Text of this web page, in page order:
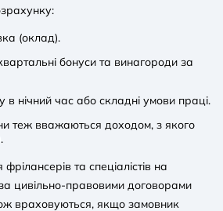
(оклад).
бонуси та винагороди за
в нічний час або складні умови праці.
теж вважаються доходом, з якого
та спеціалістів на
цивільно-правовими договорами
враховуються, якщо замовник